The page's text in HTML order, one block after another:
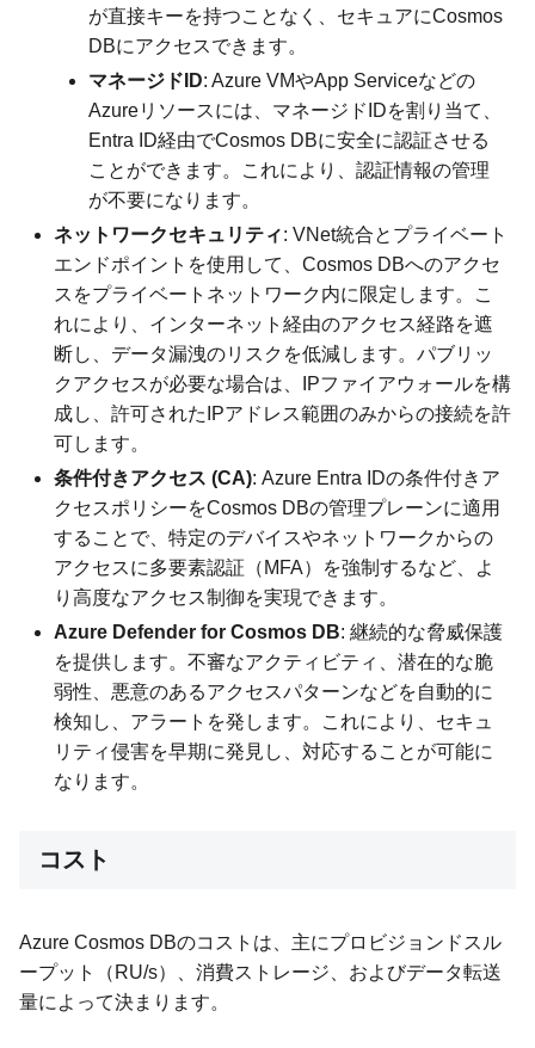
が直接キーを持つことなく、セキュアにCosmos
DBにアクセスできます。
マネージドID: Azure VMやApp Serviceなどの
Azureリソースには、マネージドIDを割り当て、
Entra ID経由でCosmos DBに安全に認証させる
ことができます。これにより、認証情報の管理
が不要になります。
ネットワークセキュリティ: VNet統合とプライベート
エンドポイントを使用して、Cosmos DBへのアクセ
スをプライベートネットワーク内に限定します。こ
れにより、インターネット経由のアクセス経路を遮
断し、データ漏洩のリスクを低減します。パブリッ
クアクセスが必要な場合は、IPファイアウォールを構
成し、許可されたIPアドレス範囲のみからの接続を許
可します。
条件付きアクセス (CA): Azure Entra IDの条件付きア
クセスポリシーをCosmos DBの管理プレーンに適用
することで、特定のデバイスやネットワークからの
アクセスに多要素認証（MFA）を強制するなど、よ
り高度なアクセス制御を実現できます。
Azure Defender for Cosmos DB: 継続的な脅威保護
を提供します。不審なアクティビティ、潜在的な脆
弱性、悪意のあるアクセスパターンなどを自動的に
検知し、アラートを発します。これにより、セキュ
リティ侵害を早期に発見し、対応することが可能に
なります。
コスト
Azure Cosmos DBのコストは、主にプロビジョンドスル
ープット（RU/s）、消費ストレージ、およびデータ転送
量によって決まります。